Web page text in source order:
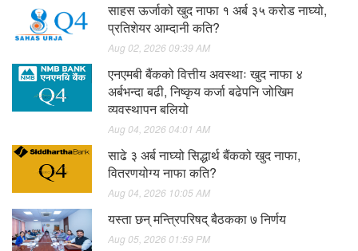
साहस ऊर्जाको खुद नाफा १ अर्ब ३५ करोड नाघ्यो,
प्रतिशेयर आम्दानी कति?
Aug 02, 2026 09:39 AM
एनएमबी बैंकको वित्तीय अवस्थाः खुद नाफा ४
अर्बभन्दा बढी, निष्कृय कर्जा बढेपनि जोखिम
व्यवस्थापन बलियो
Aug 04, 2026 04:01 AM
साढे ३ अर्ब नाघ्यो सिद्धार्थ बैंकको खुद नाफा,
वितरणयोग्य नाफा कति?
Aug 04, 2026 10:05 AM
यस्ता छन् मन्त्रिपरिषद् बैठकका ७ निर्णय
Aug 05, 2026 01:59 PM